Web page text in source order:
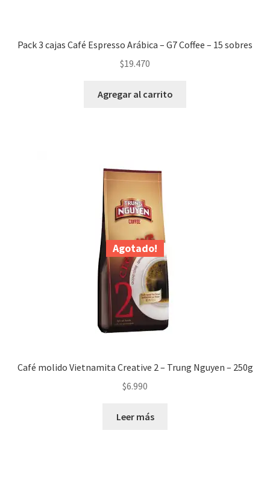
Pack 3 cajas Café Espresso Arábica – G7 Coffee – 15 sobres
$19.470
Agregar al carrito
Agotado!
Café molido Vietnamita Creative 2 – Trung Nguyen – 250g
$6.990
Leer más